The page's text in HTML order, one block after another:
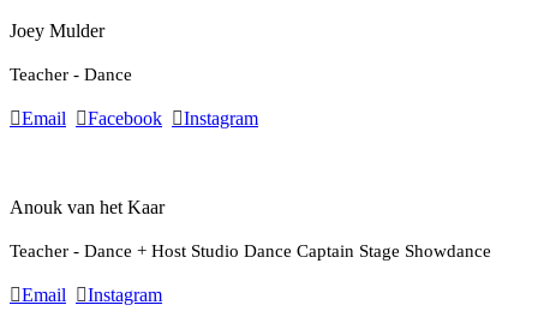
Joey Mulder
Teacher - Dance
Email Facebook Instagram
Anouk van het Kaar
Teacher - Dance + Host Studio Dance Captain Stage Showdance
Email Instagram